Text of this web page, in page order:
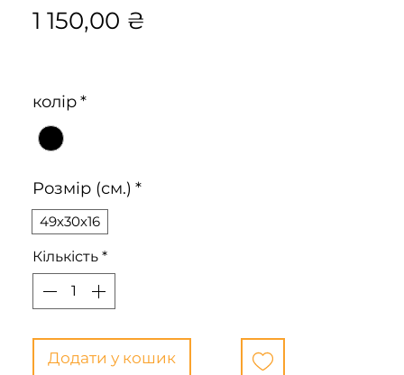
1 150,00 ₴
колір*
Розмір (см.) *
49х30х16
Кількість *
Додати у кошик